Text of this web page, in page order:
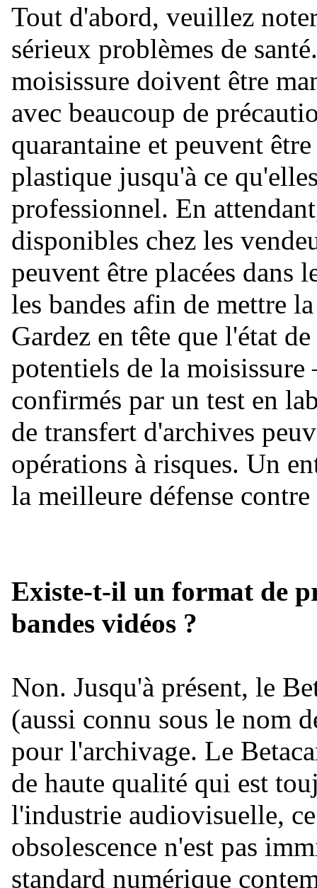
Tout d'abord, veuillez
sérieux problèmes de
moisissure doivent être
avec beaucoup de
quarantaine et peuvent
plastique jusqu'à ce
professionnel. En
disponibles chez les
peuvent être placées dans
les bandes afin de mettre
Gardez en tête que l'état
potentiels de la
confirmés par un test en
de transfert d'archives
opérations à risques. Un
la meilleure défense
Existe-t-il un format de
bandes vidéos ?
Non. Jusqu'à présent, le
(aussi connu sous le nom
pour l'archivage. Le
de haute qualité qui est
l'industrie audiovisuelle,
obsolescence n'est pas
standard numérique